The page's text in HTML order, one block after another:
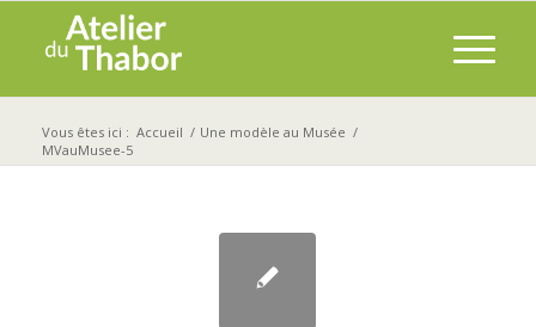
Vous êtes ici : Accueil / Une modèle au Musée /
MVauMusee-5